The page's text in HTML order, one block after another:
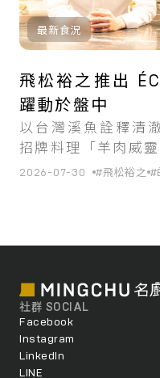
最新食況
飛松裕之推出
躍動於盤中
以台灣溪魚詮釋清
招牌料理「羊肉威
2026-07-30 #飛松裕之
社群 SOCIAL
Facebook
Instagram
LinkedIn
LINE